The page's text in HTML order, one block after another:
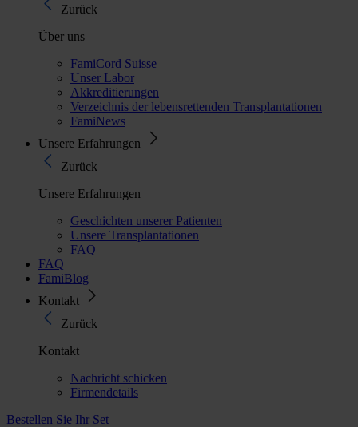
Zurück
Über uns
FamiCord Suisse
Unser Labor
Akkreditierungen
Verzeichnis der lebensrettenden Transplantationen
FamiNews
Unsere Erfahrungen
Zurück
Unsere Erfahrungen
Geschichten unserer Patienten
Unsere Transplantationen
FAQ
FAQ
FamiBlog
Kontakt
Zurück
Kontakt
Nachricht schicken
Firmendetails
Bestellen Sie Ihr Set